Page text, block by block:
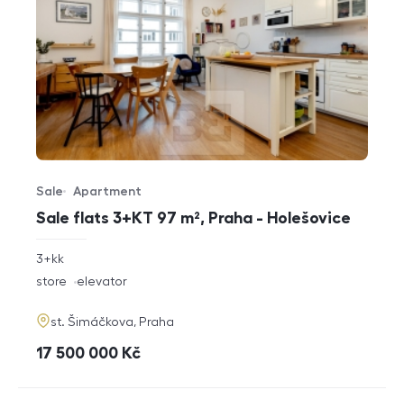
Sale flats 3+KT 97 m², Praha - Holešovice
Offer type
Sale
Property type
Apartment
rozměry
disposition
3+kk
funkce
store elevator
adresa
st. Šimáčkova, Praha
cena
17 500 000 Kč